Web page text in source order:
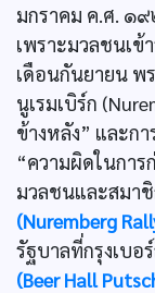
มกราคม ค.ศ. ๑๙
เพราะมวลชนเ
เดือนกันยายน พ
นูเรมเบิร์ก
ข้างหลัง” และก
“ความผิดในการ
มวลชนและสมา
(Nuremberg
รัฐบาลที่กรุงเบอ
(Beer Hall